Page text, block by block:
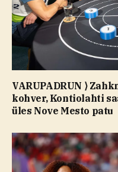
VARUPADRUN ⟩
kohver, Kontiolahti
üles Nove Mesto patu